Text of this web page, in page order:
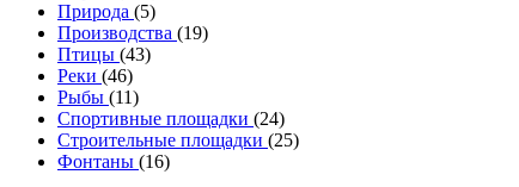
Природа (5)
Производства (19)
Птицы (43)
Реки (46)
Рыбы (11)
Спортивные площадки (24)
Строительные площадки (25)
Фонтаны (16)